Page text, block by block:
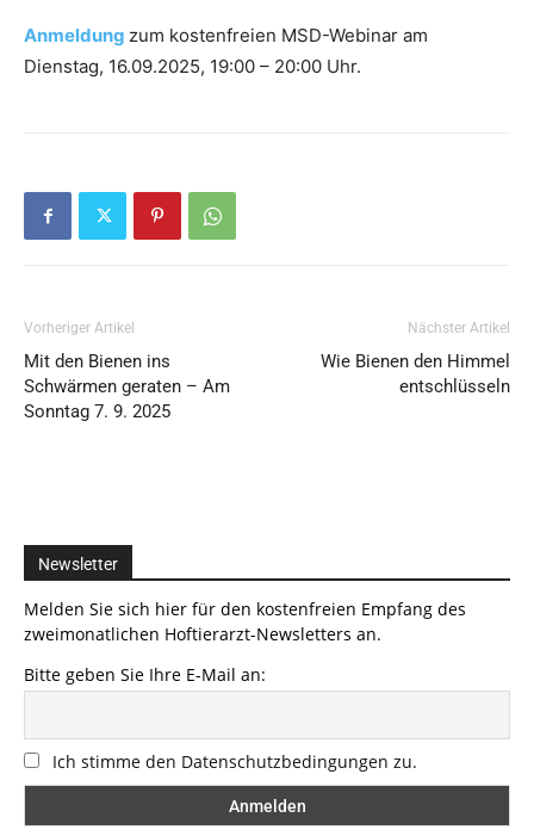
Anmeldung zum kostenfreien MSD-Webinar am
Dienstag, 16.09.2025, 19:00 – 20:00 Uhr.
Vorheriger Artikel
Mit den Bienen ins
Schwärmen geraten – Am
Sonntag 7. 9. 2025
Nächster Artikel
Wie Bienen den Himmel
entschlüsseln
Newsletter
Melden Sie sich hier für den kostenfreien Empfang des
zweimonatlichen Hoftierarzt-Newsletters an.
Bitte geben Sie Ihre E-Mail an:
Ich stimme den Datenschutzbedingungen zu.